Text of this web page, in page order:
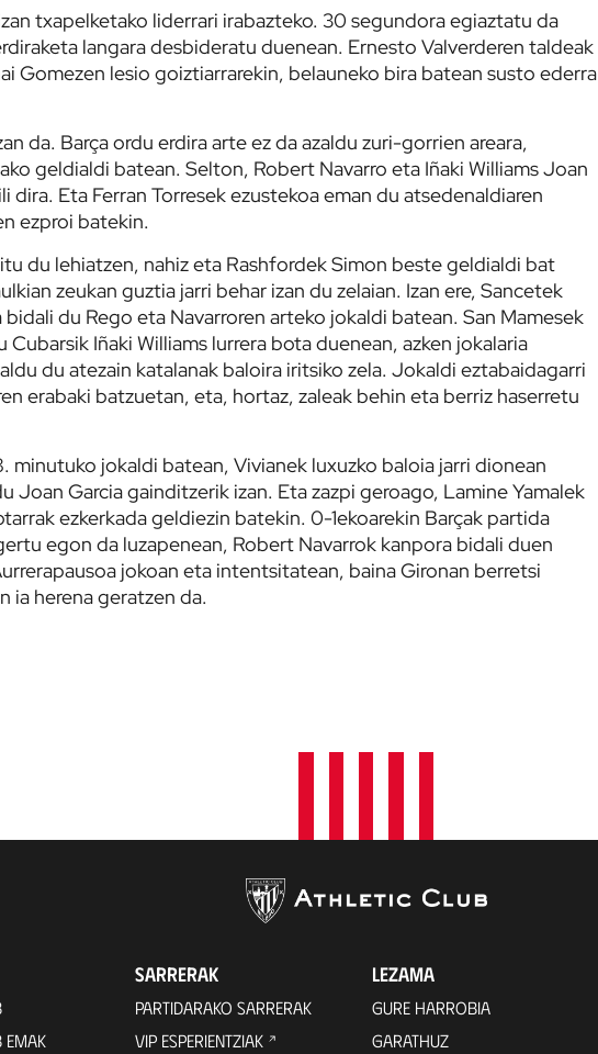
txapelketako liderrari irabazteko. 30 segundora egiaztatu da
langara desbideratu duenean. Ernesto Valverderen taldeak
Gomezen lesio goiztiarrarekin, belauneko bira batean susto ederra
da. Barça ordu erdira arte ez da azaldu zuri-gorrien areara,
geldialdi batean. Selton, Robert Navarro eta Iñaki Williams Joan
dira. Eta Ferran Torresek ezustekoa eman du atsedenaldiaren
ezproi batekin.
du lehiatzen, nahiz eta Rashfordek Simon beste geldialdi bat
zeukan guztia jarri behar izan du zelaian. Izan ere, Sancetek
du Rego eta Navarroren arteko jokaldi batean. San Mamesek
Cubarsik Iñaki Williams lurrera bota duenean, azken jokalaria
du atezain katalanak baloira iritsiko zela. Jokaldi eztabaidagarri
erabaki batzuetan, eta, hortaz, zaleak behin eta berriz haserretu
minutuko jokaldi batean, Vivianek luxuzko baloia jarri dionean
Joan Garcia gainditzerik izan. Eta zazpi geroago, Lamine Yamalek
ezkerkada geldiezin batekin. 0-1ekoarekin Barçak partida
egon da luzapenean, Robert Navarrok kanpora bidali duen
jokoan eta intentsitatean, baina Gironan berretsi
ia herena geratzen da.
EMAK
SARRERAK
PARTIDARAKO SARRERAK
VIP ESPERIENTZIAK
LEZAMA
GURE HARROBIA
GARATHUZ